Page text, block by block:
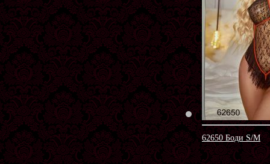
62650 Боди S/M